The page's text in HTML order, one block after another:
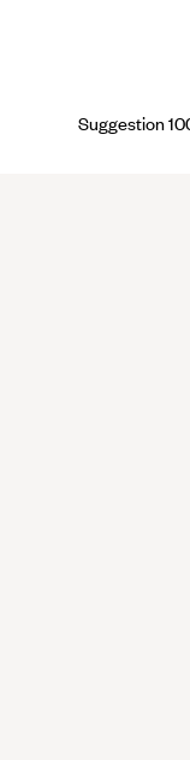
Suggestion